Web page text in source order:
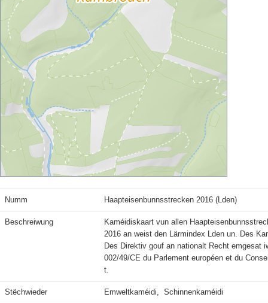
Numm Haapteisenbunnsstrecken 2016 (Lden)
Beschreiwung
Kaméidiskaart vun allen
2016 an weist den Lärmindex Lden un. Des
Des Direktiv gouf an nationalt Recht emgesat
002/49/CE du Parlement européen et du
t.
Stëchwieder Emweltkaméidi,  Schinnenkaméidi